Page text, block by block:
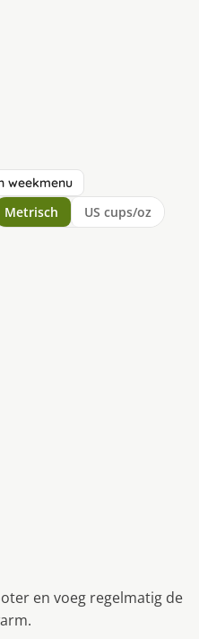
weekmenu
Metrisch US cups/oz
en voeg regelmatig de